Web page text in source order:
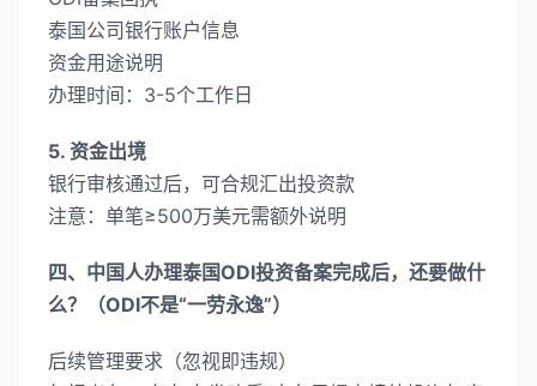
泰国公司银行账户信息
资金用途说明
​办理时间​：3-5个工作日
​5. 资金出境​
银行审核通过后，可合规汇出投资款
​注意​：单笔≥500万美元需额外说明
四、中国人办理泰国ODI投资备案完成后，还要做什
么？（ODI不是“一劳永逸”）
后续管理要求（忽视即违规）